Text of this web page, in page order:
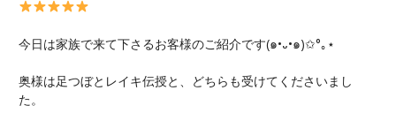
今日は家族で来て下さるお客様のご紹介です(๑•᎑•๑)✩°｡⋆
奥様は足つぼとレイキ伝授と、どちらも受けてくださいまし
た。